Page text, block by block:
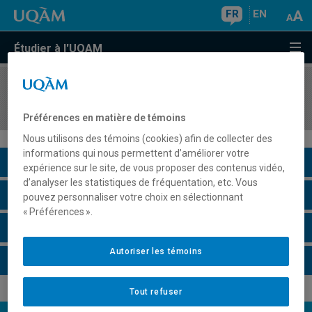
FR EN
Étudier à l'UQAM
COURS//
Description du cours
Horaire - Été 2026
Préférences en matière de témoins
Nous utilisons des témoins (cookies) afin de collecter des
informations qui nous permettent d’améliorer votre
expérience sur le site, de vous proposer des contenus vidéo,
d’analyser les statistiques de fréquentation, etc. Vous
pouvez personnaliser votre choix en sélectionnant
« Préférences ».
Tout refuser
Autoriser les témoins